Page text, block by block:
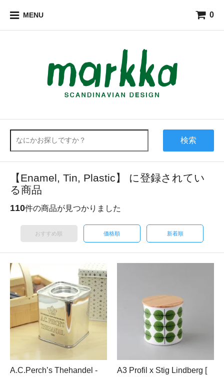
MENU 0
検索
【Enamel, Tin, Plastic】 に登録されてい
る商品
110件の商品が見つかりました
おすすめ順 価格順 新着順
A.C.Perch’s Thehandel -
A3 Profil x Stig Lindberg [